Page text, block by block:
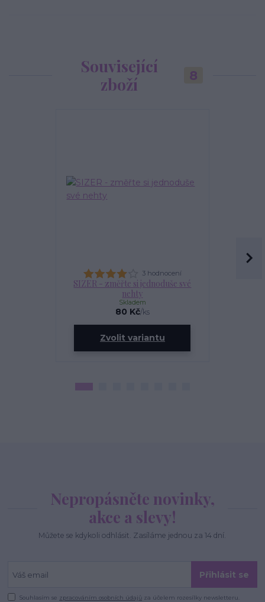
Související
zboží
8
3 hodnocení
SIZER - změřte si jednoduše své
nehty
80 Kč/ks
Skladem
Zvolit variantu
Nepropásněte novinky,
akce a slevy!
Můžete se kdykoli odhlásit. Zasíláme jednou za 14 dní.
Přihlásit se
Souhlasím se zpracováním osobních údajů za účelem rozesílky newsletteru.